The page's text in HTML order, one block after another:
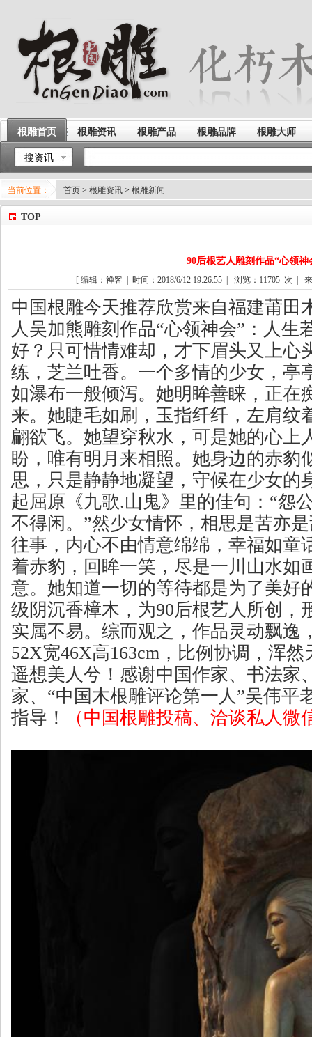
根雕首页 根雕资讯 根雕产品 根雕品牌 根雕大师
搜资讯
当前位置： 首页 > 根雕资讯 > 根雕新闻
TOP
90后根艺人雕刻作品“心领神
[ 编辑：禅客 | 时间：2018/6/12 19:26:55 | 浏览： 11705次 | 来
中国根雕今天推荐欣赏来自福建莆田
人吴加熊雕刻作品“心领神会”：人生
好？只可惜情难却，才下眉头又上心
练，芝兰吐香。一个多情的少女，亭
如瀑布一般倾泻。她明眸善睐，正在
来。她睫毛如刷，玉指纤纤，左肩纹
翩欲飞。她望穿秋水，可是她的心上
盼，唯有明月来相照。她身边的赤豹
思，只是静静地凝望，守候在少女的
起屈原《九歌.山鬼》里的佳句：“怨
不得闲。”然少女情怀，相思是苦亦
往事，内心不由情意绵绵，幸福如童
着赤豹，回眸一笑，尽是一川山水如
意。她知道一切的等待都是为了美好
级阴沉香樟木，为90后根艺人所创，
实属不易。综而观之，作品灵动飘逸
52X宽46X高163cm，比例协调，浑
遥想美人兮！感谢中国作家、书法家
家、“中国木根雕评论第一人”吴伟平
指导！
（中国根雕投稿、洽谈私人微